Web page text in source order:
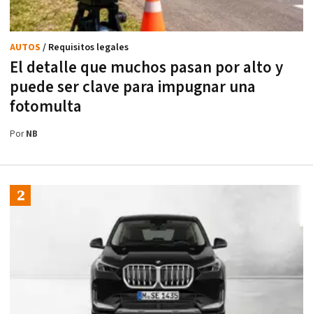
El detalle que muchos pasan por alto y
puede ser clave para impugnar una
fotomulta
AUTOS / Requisitos legales
PorNB